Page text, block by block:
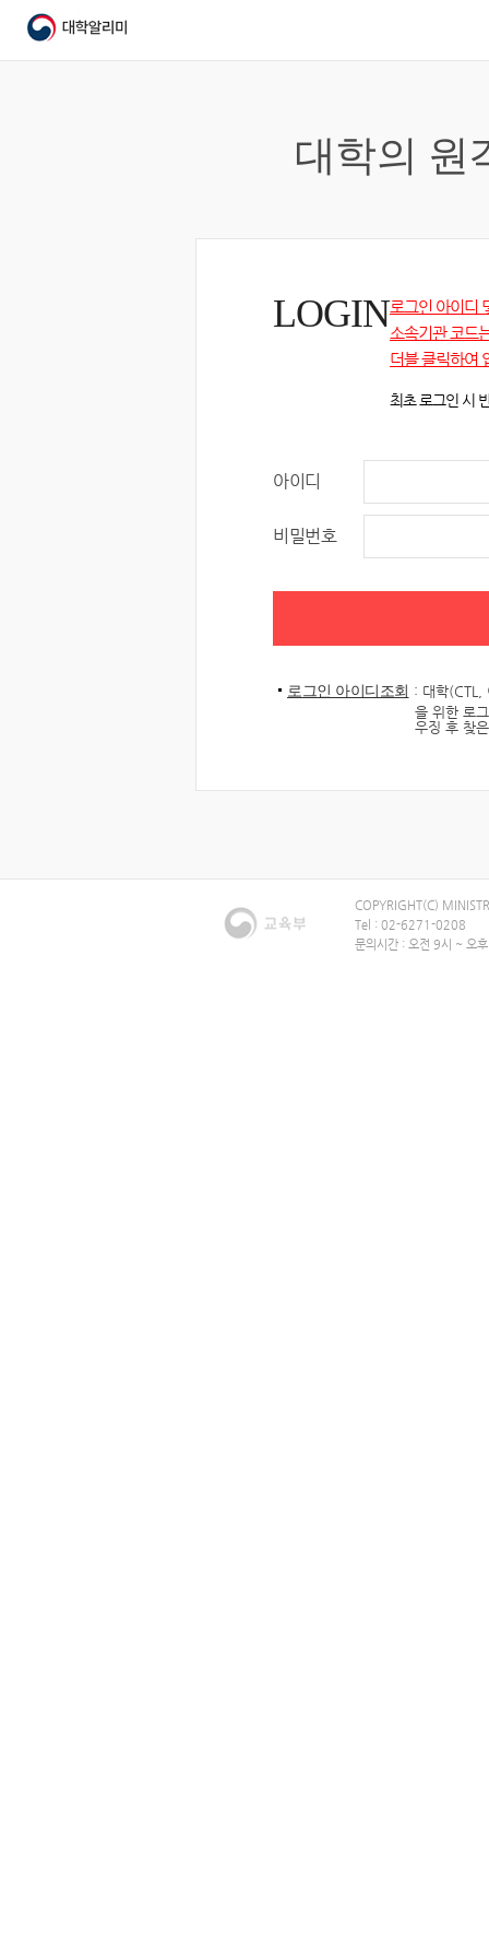
대학의 원
LOGIN로그인 아이디
소속기관 코드
더블 클릭하여
최초 로그인 시
아이디
비밀번호
로그인 아이디조회 : 대학(CTL,
을 위한 로
우징 후 찾
COPYRIGHT(C)
Tel : 02-6271-0208
문의시간 : 오전 9시 ~ 오